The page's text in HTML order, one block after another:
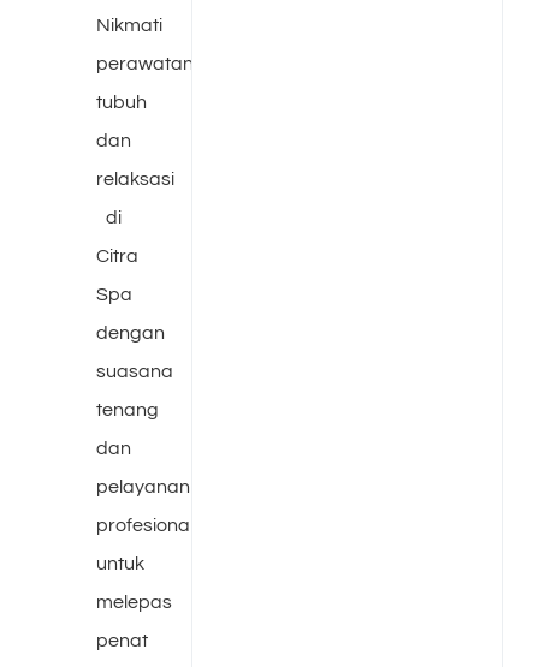
Nikmati
perawatan
tubuh
dan
relaksasi
di
Citra
Spa
dengan
suasana
tenang
dan
pelayanan
profesional
untuk
melepas
penat